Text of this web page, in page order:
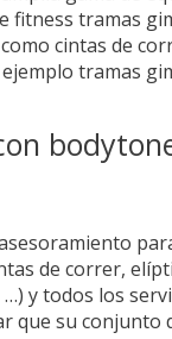
fitness tramas
cintas de
tramas
de correr,
y todos los
que su conjunto